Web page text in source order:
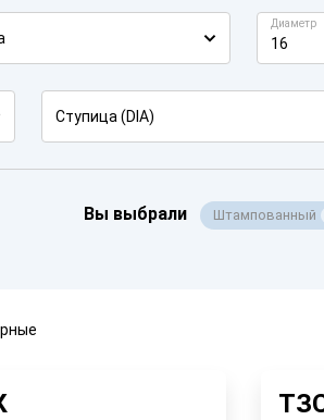
Диаметр
16
Ступица (DIA)
Вы выбрали Штампованный